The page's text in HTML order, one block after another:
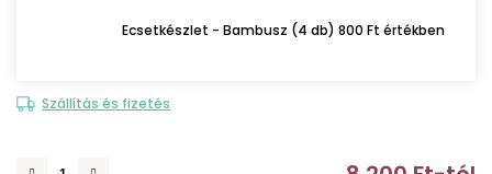
Ecsetkészlet - Bambusz (4 db) 800 Ft értékben
Szállítás és fizetés